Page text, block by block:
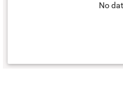
No